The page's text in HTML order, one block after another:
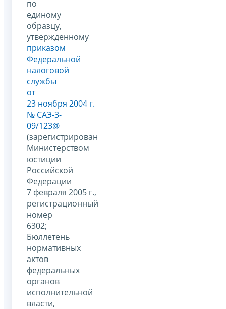
по
единому
образцу,
утвержденному
приказом
Федеральной
налоговой
службы
от
23 ноября 2004 г.
№ САЭ-3-
09/123@
(зарегистрирован
Министерством
юстиции
Российской
Федерации
7 февраля 2005 г.,
регистрационный
номер
6302;
Бюллетень
нормативных
актов
федеральных
органов
исполнительной
власти,